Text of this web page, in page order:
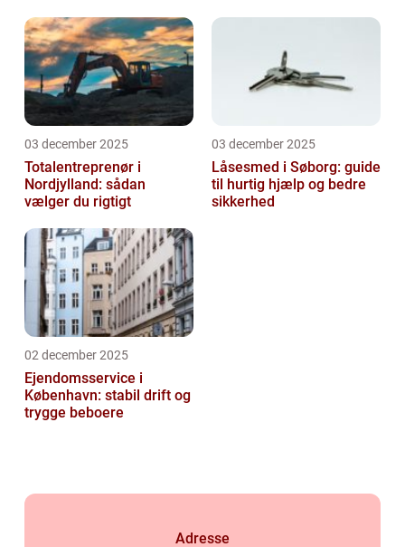
03 december 2025
Totalentreprenør i
Nordjylland: sådan
vælger du rigtigt
03 december 2025
Låsesmed i Søborg: guide
til hurtig hjælp og bedre
sikkerhed
02 december 2025
Ejendomsservice i
København: stabil drift og
trygge beboere
Adresse